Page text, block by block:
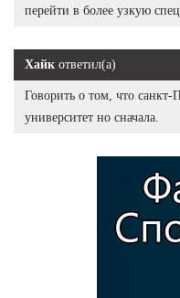
перейти в более узкую
Хайк ответил(а)
Говорить о том, что санкт-
университет но сначала.